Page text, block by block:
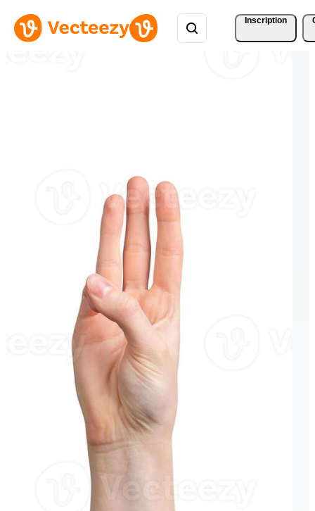
Inscription